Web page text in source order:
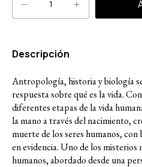
Descripción
Antropología, historia y biología
respuesta sobre qué es la vida.
diferentes etapas de la vida
la mano a través del nacimiento,
muerte de los seres humanos,
en evidencia. Uno de los misterios
humanos, abordado desde una